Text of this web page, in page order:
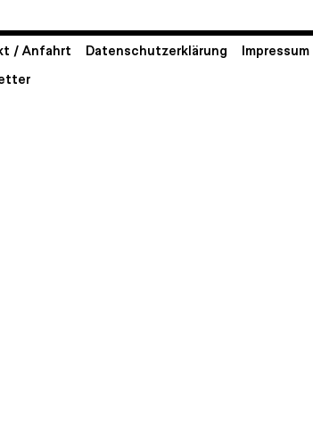
/ Anfahrt Datenschutzerklärung Impressum